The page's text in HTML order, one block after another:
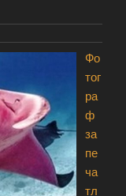
Фо
тог
ра
ф
за
пе
ча
тл